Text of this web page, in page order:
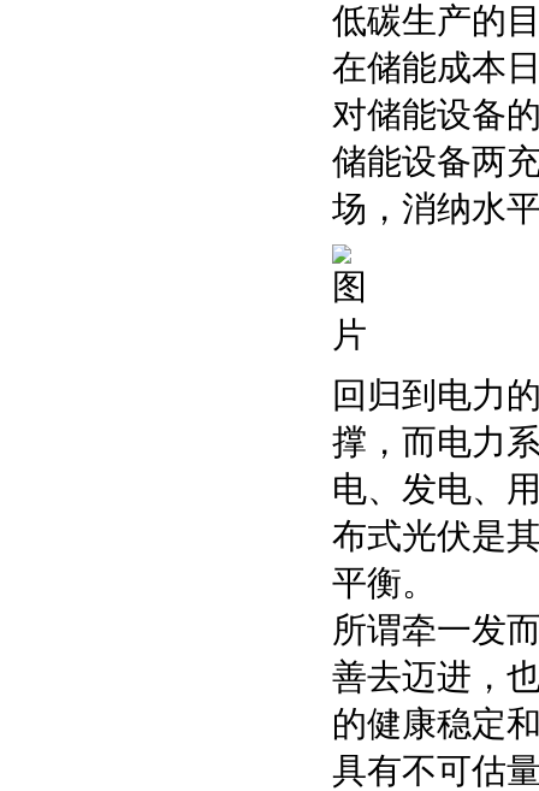
低碳生产的
在储能成本
对储能设备
储能设备两
场，消纳水
回归到电力
撑，而电力
电、发电、
布式光伏是
平衡。
所谓牵一发
善去迈进，
的健康稳定
具有不可估